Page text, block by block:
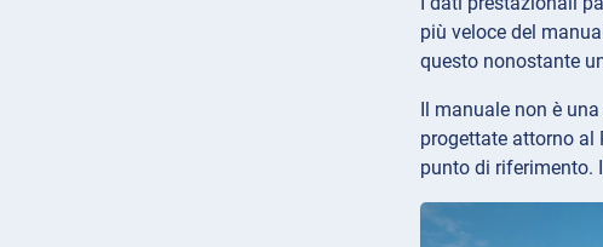
più veloce del
questo nonostante
Il manuale non è
progettate attorno al
punto di riferimento.